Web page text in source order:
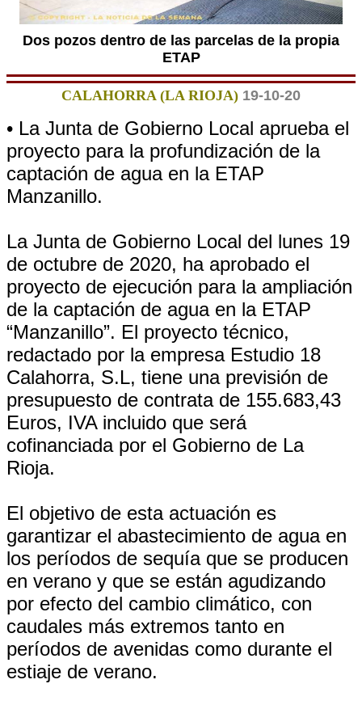
Dos pozos dentro de las parcelas de la propia
ETAP
CALAHORRA (LA RIOJA) 19-10-20
• La Junta de Gobierno Local aprueba el
proyecto para la profundización de la
captación de agua en la ETAP
Manzanillo.
La Junta de Gobierno Local del lunes 19
de octubre de 2020, ha aprobado el
proyecto de ejecución para la ampliación
de la captación de agua en la ETAP
“Manzanillo”. El proyecto técnico,
redactado por la empresa Estudio 18
Calahorra, S.L, tiene una previsión de
presupuesto de contrata de 155.683,43
Euros, IVA incluido que será
cofinanciada por el Gobierno de La
Rioja.
El objetivo de esta actuación es
garantizar el abastecimiento de agua en
los períodos de sequía que se producen
en verano y que se están agudizando
por efecto del cambio climático, con
caudales más extremos tanto en
períodos de avenidas como durante el
estiaje de verano.